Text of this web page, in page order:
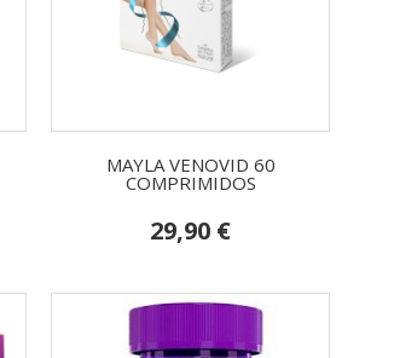
MAYLA VENOVID 60
COMPRIMIDOS
29,90 €